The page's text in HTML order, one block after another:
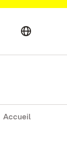
Accueil